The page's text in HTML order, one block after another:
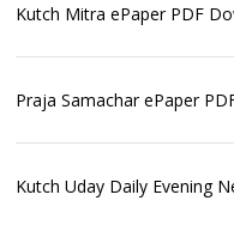
Kutch Mitra ePaper PDF
Praja Samachar ePaper
Kutch Uday Daily Evening